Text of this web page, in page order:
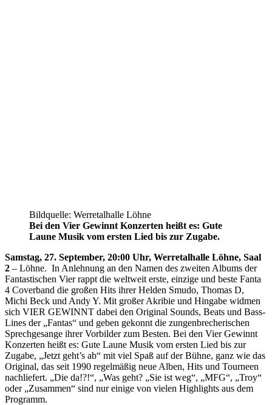
Bildquelle: Werretalhalle Löhne
Bei den Vier Gewinnt Konzerten heißt es: Gute
Laune Musik vom ersten Lied bis zur Zugabe.
Samstag, 27. September, 20:00 Uhr, Werretalhalle Löhne, Saal
2 – Löhne. In Anlehnung an den Namen des zweiten Albums der
Fantastischen Vier rappt die weltweit erste, einzige und beste Fanta
4 Coverband die großen Hits ihrer Helden Smudo, Thomas D,
Michi Beck und Andy Y. Mit großer Akribie und Hingabe widmen
sich VIER GEWINNT dabei den Original Sounds, Beats und Bass-
Lines der „Fantas“ und geben gekonnt die zungenbrecherischen
Sprechgesange ihrer Vorbilder zum Besten. Bei den Vier Gewinnt
Konzerten heißt es: Gute Laune Musik vom ersten Lied bis zur
Zugabe, „Jetzt geht’s ab“ mit viel Spaß auf der Bühne, ganz wie das
Original, das seit 1990 regelmäßig neue Alben, Hits und Tourneen
nachliefert. „Die da!?!“, „Was geht? „Sie ist weg“, „MFG“, „Troy“
oder „Zusammen“ sind nur einige von vielen Highlights aus dem
Programm.